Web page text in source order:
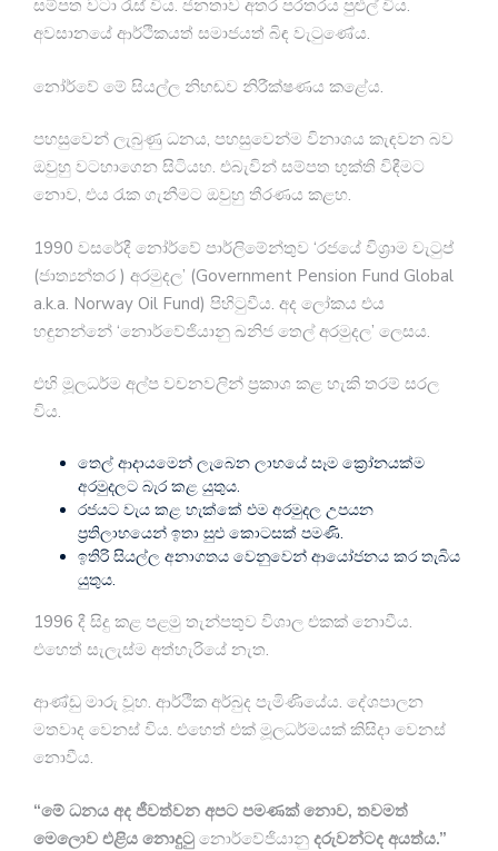
සම්පත වටා රැස් විය. ජනතාව අතර පරතරය පුළුල් විය.
අවසානයේ ආර්ථිකයත් සමාජයත් බිඳ වැටුණේය.
නෝර්වේ මේ සියල්ල නිහඬව නිරීක්ෂණය කළේය.
පහසුවෙන් ලැබුණු ධනය, පහසුවෙන්ම විනාශය කැඳවන බව
ඔවුහු වටහාගෙන සිටියහ. එබැවින් සම්පත භුක්ති විඳීමට
නොව, එය රැක ගැනීමට ඔවුහු තීරණය කළහ.
1990 වසරේදී නෝර්වේ පාර්ලිමේන්තුව ‘රජයේ විශ්‍රාම වැටුප්
(ජාත්‍යන්තර ) අරමුදල’ (Government Pension Fund Global
a.k.a. Norway Oil Fund) පිහිටුවීය. අද ලෝකය එය
හඳුනන්නේ ‘නොර්වේජියානු ඛනිජ තෙල් අරමුදල’ ලෙසය.
එහි මූලධර්ම අල්ප වචනවලින් ප්‍රකාශ කළ හැකි තරම් සරල
විය.
තෙල් ආදායමෙන් ලැබෙන ලාභයේ සෑම ක්‍රෝනයක්ම
අරමුදලට බැර කළ යුතුය.
රජයට වැය කළ හැක්කේ එම අරමුදල උපයන
ප්‍රතිලාභයෙන් ඉතා සුළු කොටසක් පමණි.
ඉතිරි සියල්ල අනාගතය වෙනුවෙන් ආයෝජනය කර තැබිය
යුතුය.
1996 දී සිදු කළ පළමු තැන්පතුව විශාල එකක් නොවීය.
එහෙත් සැලැස්ම අත්හැරියේ නැත.
ආණ්ඩු මාරු වූහ. ආර්ථික අර්බුද පැමිණියේය. දේශපාලන
මතවාද වෙනස් විය. එහෙත් එක් මූලධර්මයක් කිසිදා වෙනස්
නොවීය.
“මේ ධනය අද ජීවත්වන අපට පමණක් නොව, තවමත්
මෙලොව එළිය නොදුටු නොර්වේජියානු දරුවන්ටද අයත්ය.”